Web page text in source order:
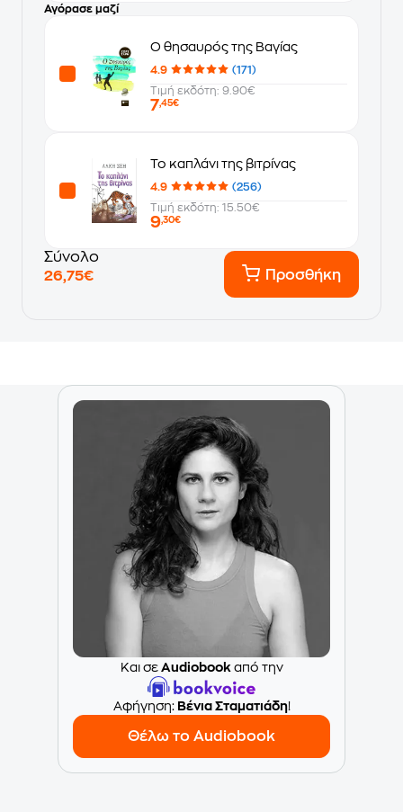
Αγόρασε μαζί
Ο θησαυρός της Βαγίας
4.9
(171)
Τιμή εκδότη: 9.90€
7,45€
Το καπλάνι της βιτρίνας
4.9
(256)
Τιμή εκδότη: 15.50€
9,30€
Σύνολο
26,75€
Προσθήκη
Και σε Audiobookαπό την
Aφήγηση: Βένια Σταματιάδη!
Θέλω το Audiobook